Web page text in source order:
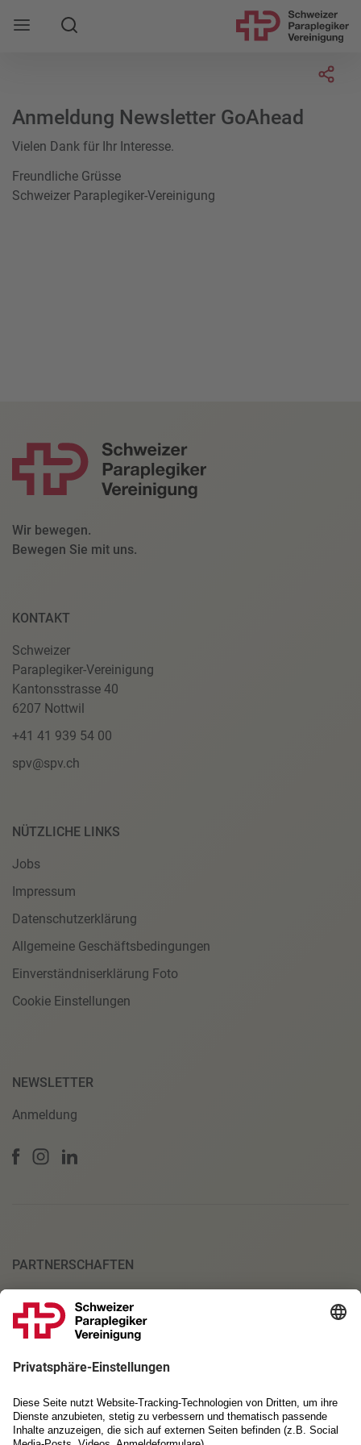
Mobile Navigation öffnen
Suche
Anmeldung Newsletter GoAhead
Vielen Dank für Ihr Interesse.
Freundliche Grüsse
Schweizer Paraplegiker-Vereinigung
Wir bewegen.
Bewegen Sie mit uns.
KONTAKT
Schweizer
Paraplegiker-Vereinigung
Kantonsstrasse 40
6207 Nottwil
+41 41 939 54 00
spv@spv.ch
NÜTZLICHE LINKS
Jobs
Impressum
Datenschutzerklärung
Allgemeine Geschäftsbedingungen
Einverständniserklärung Foto
Cookie Einstellungen
NEWSLETTER
Anmeldung
PARTNERSCHAFTEN